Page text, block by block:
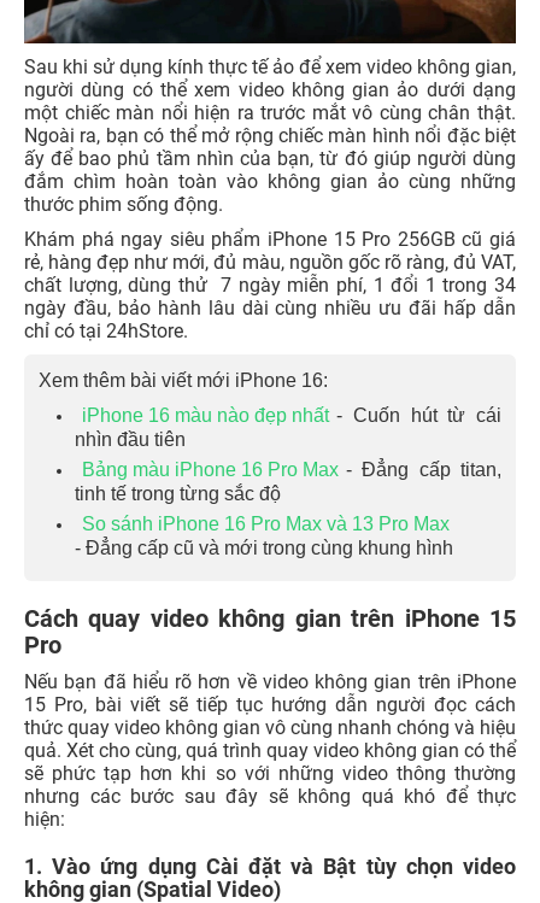
Sau khi sử dụng kính thực tế ảo để xem video không gian,
người dùng có thể xem video không gian ảo dưới dạng
một chiếc màn nổi hiện ra trước mắt vô cùng chân thật.
Ngoài ra, bạn có thể mở rộng chiếc màn hình nổi đặc biệt
ấy để bao phủ tầm nhìn của bạn, từ đó giúp người dùng
đắm chìm hoàn toàn vào không gian ảo cùng những
thước phim sống động.
Khám phá ngay siêu phẩm iPhone 15 Pro 256GB cũ giá
rẻ, hàng đẹp như mới, đủ màu, nguồn gốc rõ ràng, đủ VAT,
chất lượng, dùng thử 7 ngày miễn phí, 1 đổi 1 trong 34
ngày đầu, bảo hành lâu dài cùng nhiều ưu đãi hấp dẫn
chỉ có tại 24hStore.
Xem thêm bài viết mới iPhone 16:
iPhone 16 màu nào đẹp nhất - Cuốn hút từ cái
nhìn đầu tiên
Bảng màu iPhone 16 Pro Max - Đẳng cấp titan,
tinh tế trong từng sắc độ
So sánh iPhone 16 Pro Max và 13 Pro Max
- Đẳng cấp cũ và mới trong cùng khung hình
Cách quay video không gian trên iPhone 15
Pro
Nếu bạn đã hiểu rõ hơn về video không gian trên iPhone
15 Pro, bài viết sẽ tiếp tục hướng dẫn người đọc cách
thức quay video không gian vô cùng nhanh chóng và hiệu
quả. Xét cho cùng, quá trình quay video không gian có thể
sẽ phức tạp hơn khi so với những video thông thường
nhưng các bước sau đây sẽ không quá khó để thực
hiện:
1. Vào ứng dụng Cài đặt và Bật tùy chọn video
không gian (Spatial Video)